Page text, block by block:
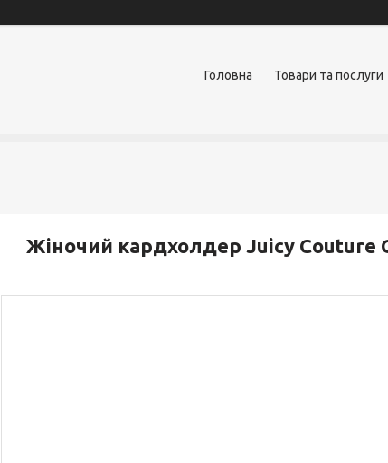
Головна Товари та послуги
Жіночий кардхолдер Juicy Couture